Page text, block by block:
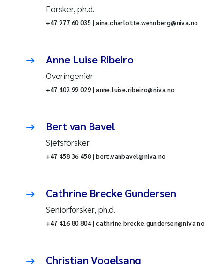
Forsker, ph.d.
+47 977 60 035 | aina.charlotte.wennberg@niva.no
Anne Luise Ribeiro
Overingeniør
+47 402 99 029 | anne.luise.ribeiro@niva.no
Bert van Bavel
Sjefsforsker
+47 458 36 458 | bert.vanbavel@niva.no
Cathrine Brecke Gundersen
Seniorforsker, ph.d.
+47 416 80 804 | cathrine.brecke.gundersen@niva.no
Christian Vogelsang